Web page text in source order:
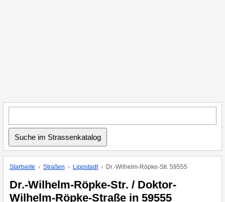
Startseite Straßen Lippstadt Dr.-Wilhelm-Röpke-Str. 59555
Dr.-Wilhelm-Röpke-Str. / Doktor-
Wilhelm-Röpke-Straße in 59555